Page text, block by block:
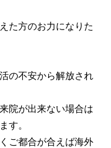
た方のお力になりた
の不安から解放され
院が出来ない場合は
す。
ご都合が合えば海外